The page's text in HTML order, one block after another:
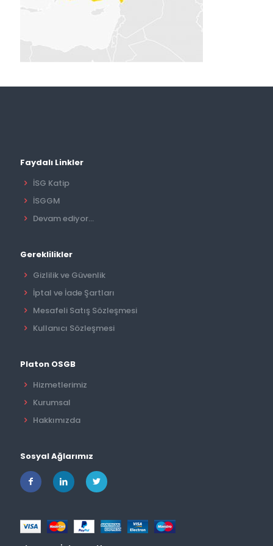
Faydalı Linkler
İSG Katip
İSGGM
Devam ediyor...
Gereklilikler
Gizlilik ve Güvenlik
İptal ve İade Şartları
Mesafeli Satış Sözleşmesi
Kullanıcı Sözleşmesi
Platon OSGB
Hizmetlerimiz
Kurumsal
Hakkımızda
Sosyal Ağlarımız